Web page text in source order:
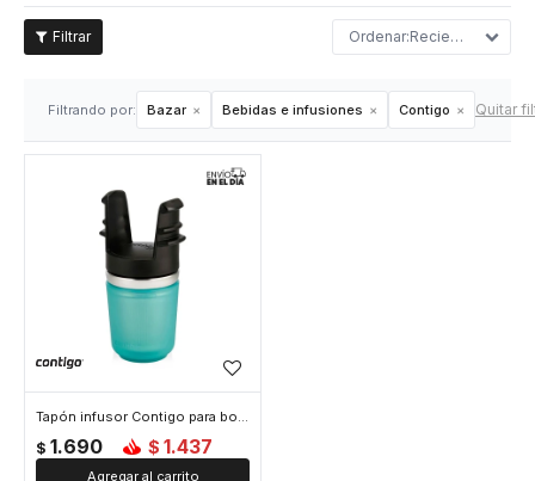
Recientes
Filtrando por: Bazar Bebidas e infusiones Contigo Quitar
Tapón infusor Contigo para botella modelo West Loop
$ 1.690 $ 1.437